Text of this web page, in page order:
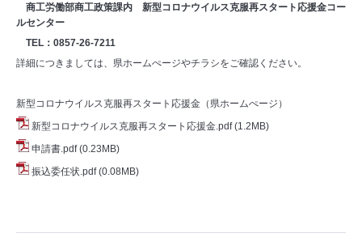
商工労働部商工政策課内 新型コロナウイルス克服再スタート応援金コー
ルセンター
TEL：0857-26-7211
詳細につきましては、県ホームぺージやチラシをご確認ください。
新型コロナウイルス克服再スタート応援金（県ホームぺージ）
新型コロナウイルス克服再スタート応援金.pdf (1.2MB)
申請書.pdf (0.23MB)
振込委任状.pdf (0.08MB)